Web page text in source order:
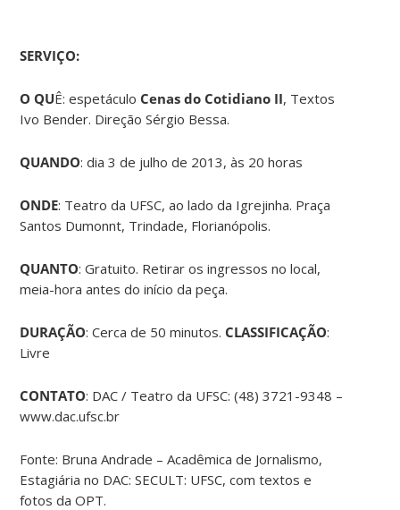
SERVIÇO:
O QUÊ: espetáculo Cenas do Cotidiano II, Textos
Ivo Bender. Direção Sérgio Bessa.
QUANDO: dia 3 de julho de 2013, às 20 horas
ONDE: Teatro da UFSC, ao lado da Igrejinha. Praça
Santos Dumonnt, Trindade, Florianópolis.
QUANTO: Gratuito. Retirar os ingressos no local,
meia-hora antes do início da peça.
DURAÇÃO: Cerca de 50 minutos. CLASSIFICAÇÃO:
Livre
CONTATO: DAC / Teatro da UFSC: (48) 3721-9348 –
www.dac.ufsc.br
Fonte: Bruna Andrade – Acadêmica de Jornalismo,
Estagiária no DAC: SECULT: UFSC, com textos e
fotos da OPT.